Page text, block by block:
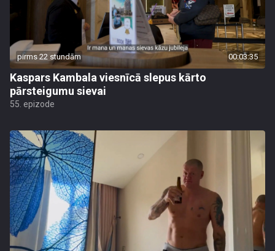
pirms 22 stundām 00:03:35
Kaspars Kambala viesnīcā slepus kārto
pārsteigumu sievai
55. epizode